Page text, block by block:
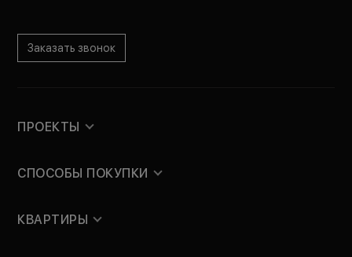
Заказать звонок
ПРОЕКТЫ
СПОСОБЫ ПОКУПКИ
КВАРТИРЫ